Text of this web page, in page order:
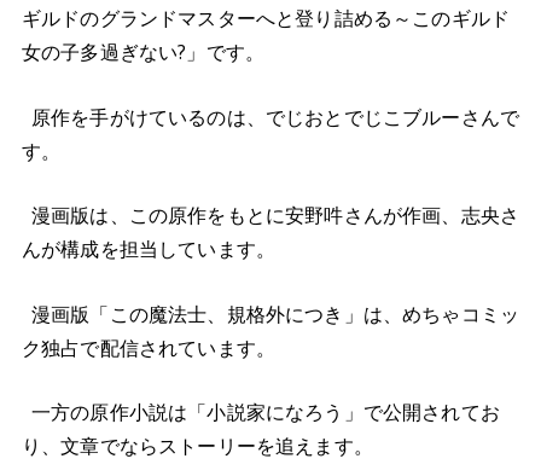
ギルドのグランドマスターへと登り詰める～このギルド
女の子多過ぎない?」です。
原作を手がけているのは、でじおとでじこブルーさんで
す。
漫画版は、この原作をもとに安野吽さんが作画、志央さ
んが構成を担当しています。
漫画版「この魔法士、規格外につき」は、めちゃコミッ
ク独占で配信されています。
一方の原作小説は「小説家になろう」で公開されてお
り、文章でならストーリーを追えます。